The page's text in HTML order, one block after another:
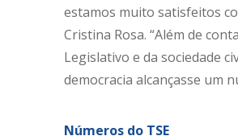
estamos muito satisfeitos
Cristina Rosa. “Além de
Legislativo e da sociedade
democracia alcançasse um
Números do TSE